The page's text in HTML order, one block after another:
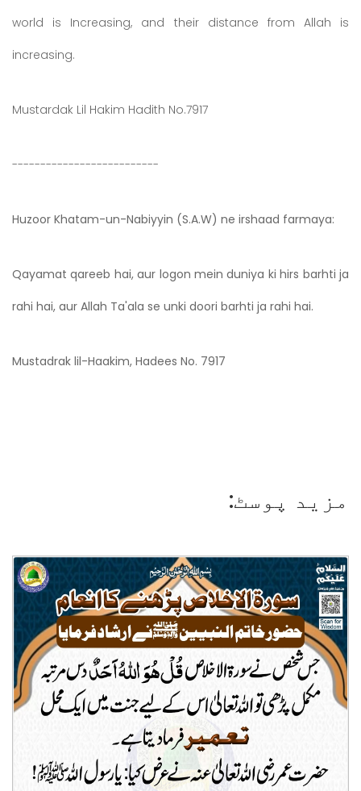
world is Increasing, and their distance from Allah is
increasing.
Mustardak Lil Hakim Hadith No.7917
--------------------------
Huzoor Khatam-un-Nabiyyin (S.A.W) ne irshaad farmaya:
Qayamat qareeb hai, aur logon mein duniya ki hirs barhti ja
rahi hai, aur Allah Ta'ala se unki doori barhti ja rahi hai.
Mustadrak lil-Haakim, Hadees No. 7917
مزید پوسٹ: